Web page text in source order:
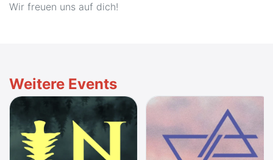
Wir freuen uns auf dich!
Weitere Events